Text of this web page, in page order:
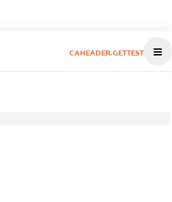
CAHEADER.GETTEST